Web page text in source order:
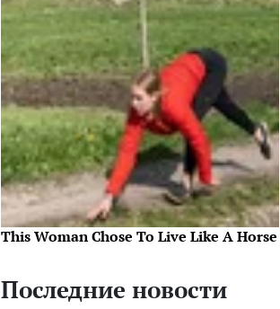
This Woman Chose To Live Like A Horse
Последние новости